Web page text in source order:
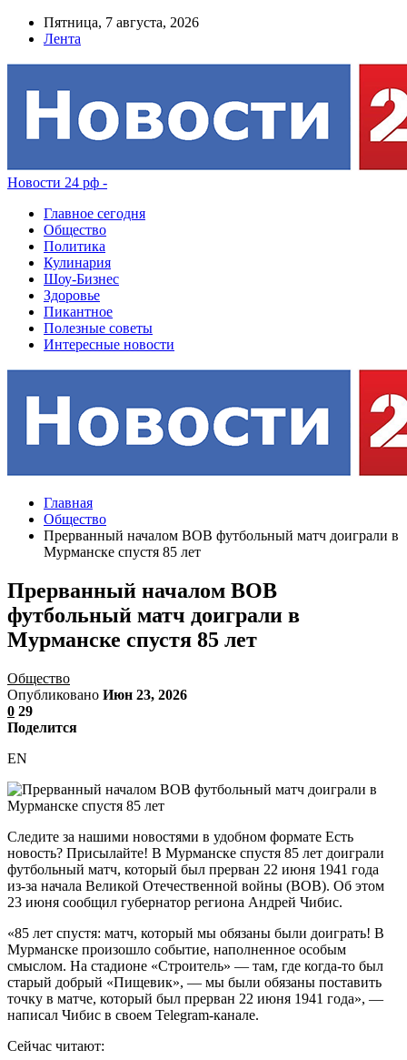
Пятница, 7 августа, 2026
Лента
Новости 24 рф -
Главное сегодня
Общество
Политика
Кулинария
Шоу-Бизнес
Здоровье
Пикантное
Полезные советы
Интересные новости
Главная
Общество
Прерванный началом ВОВ футбольный матч доиграли в
Мурманске спустя 85 лет
Прерванный началом ВОВ
футбольный матч доиграли в
Мурманске спустя 85 лет
Общество
Опубликовано Июн 23, 2026
0 29
Поделится
EN
Следите за нашими новостями в удобном формате Есть
новость? Присылайте! В Мурманске спустя 85 лет доиграли
футбольный матч, который был прерван 22 июня 1941 года
из-за начала Великой Отечественной войны (ВОВ). Об этом
23 июня сообщил губернатор региона Андрей Чибис.
«85 лет спустя: матч, который мы обязаны были доиграть! В
Мурманске произошло событие, наполненное особым
смыслом. На стадионе «Строитель» — там, где когда-то был
старый добрый «Пищевик», — мы были обязаны поставить
точку в матче, который был прерван 22 июня 1941 года», —
написал Чибис в своем Telegram-канале.
Сейчас читают: